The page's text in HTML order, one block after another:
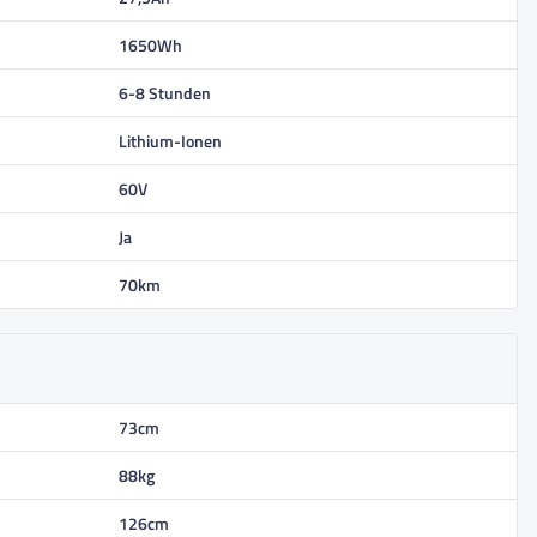
1650Wh
6-8 Stunden
Lithium-Ionen
60V
Ja
70km
73cm
88kg
126cm